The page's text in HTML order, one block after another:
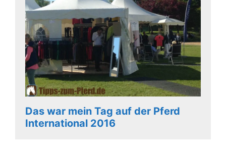
Das war mein Tag auf der Pferd
International 2016